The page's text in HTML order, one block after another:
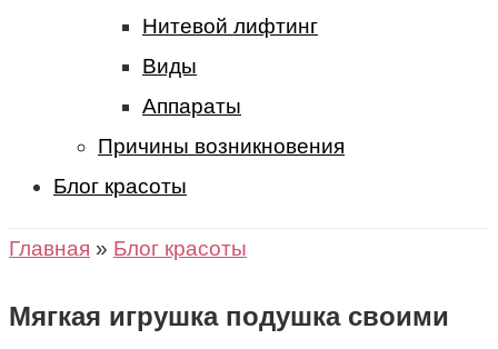
Нитевой лифтинг
Виды
Аппараты
Причины возникновения
Блог красоты
Главная » Блог красоты
Мягкая игрушка подушка своими